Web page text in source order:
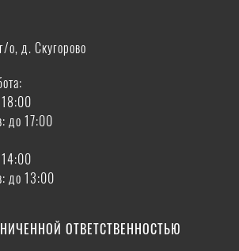
о, д. Скугорово
до 17:00
до 13:00
ОТВЕТСТВЕННОСТЬЮ